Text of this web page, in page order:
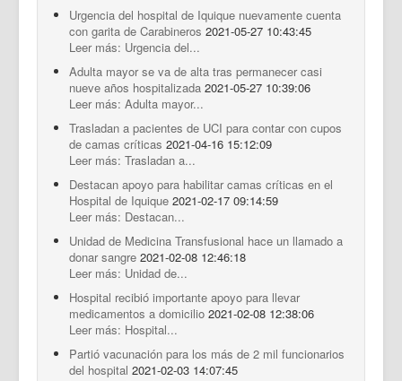
Urgencia del hospital de Iquique nuevamente cuenta
con garita de Carabineros 2021-05-27 10:43:45
Leer más: Urgencia del...
Adulta mayor se va de alta tras permanecer casi
nueve años hospitalizada 2021-05-27 10:39:06
Leer más: Adulta mayor...
Trasladan a pacientes de UCI para contar con cupos
de camas críticas 2021-04-16 15:12:09
Leer más: Trasladan a...
Destacan apoyo para habilitar camas críticas en el
Hospital de Iquique 2021-02-17 09:14:59
Leer más: Destacan...
Unidad de Medicina Transfusional hace un llamado a
donar sangre 2021-02-08 12:46:18
Leer más: Unidad de...
Hospital recibió importante apoyo para llevar
medicamentos a domicilio 2021-02-08 12:38:06
Leer más: Hospital...
Partió vacunación para los más de 2 mil funcionarios
del hospital 2021-02-03 14:07:45